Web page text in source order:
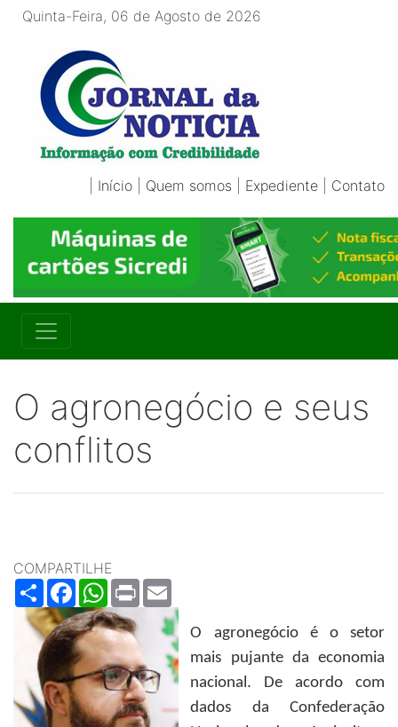
Quinta-Feira, 06 de Agosto de 2026
Início Quem somos Expediente Contato
O agronegócio e seus
conflitos
COMPARTILHE
ShareFacebookWhatsApp
Print
O agronegócio é o setor
mais pujante da economia
nacional. De acordo com
dados da Confederação